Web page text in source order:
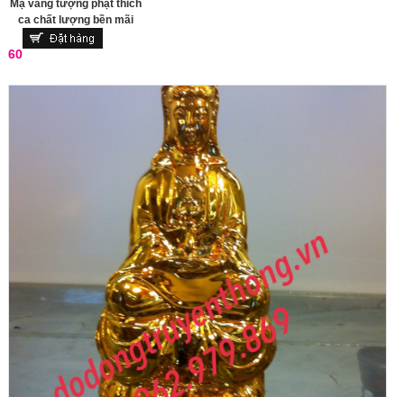
Mạ vàng tượng phật thich
ca chất lượng bền mãi
60